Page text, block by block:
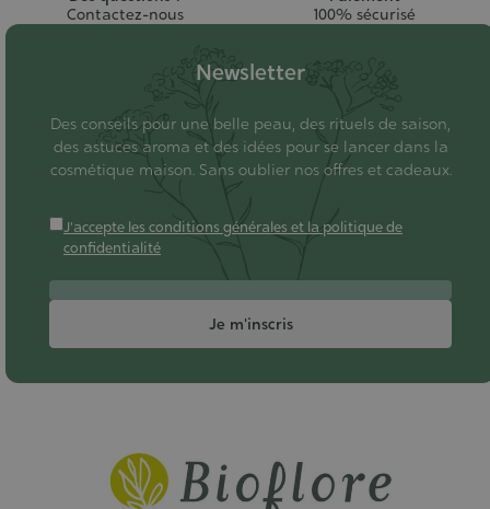
Contactez-nous
100% sécurisé
Newsletter
Des conseils pour une belle peau, des rituels de saison,
des astuces aroma et des idées pour se lancer dans la
cosmétique maison. Sans oublier nos offres et cadeaux.
J'accepte les conditions générales et la politique de
confidentialité
Je m'inscris